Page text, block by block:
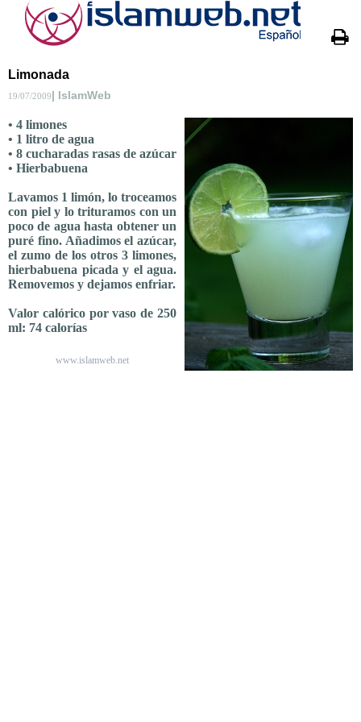
Limonada
19/07/2009| IslamWeb
• 4 limones
• 1 litro de agua
• 8 cucharadas rasas de azúcar
• Hierbabuena
Lavamos 1 limón, lo troceamos
con piel y lo trituramos con un
poco de agua hasta obtener un
puré fino. Añadimos el azúcar,
el zumo de los otros 3 limones,
hierbabuena picada y el agua.
Removemos y dejamos enfriar.
Valor calórico por vaso de 250
ml: 74 calorías
www.islamweb.net